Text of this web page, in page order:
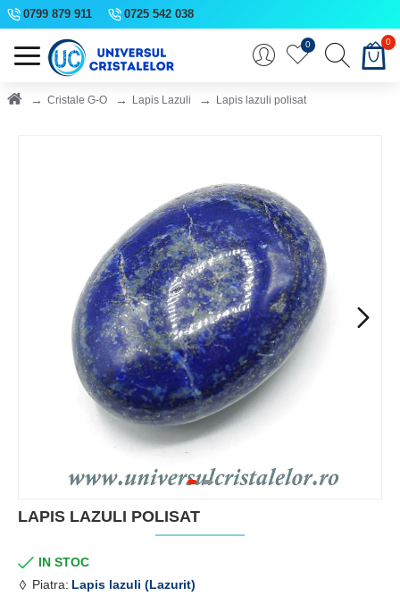
0799 879 911 0725 542 038
0 0
Cristale G-O Lapis Lazuli Lapis lazuli polisat
LAPIS LAZULI POLISAT
IN STOC
Piatra: Lapis lazuli (Lazurit)